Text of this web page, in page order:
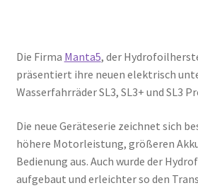
Die Firma Manta5, der
präsentiert ihre neuen elektrisch
Wasserfahrräder SL3, SL3+ und SL3
Die neue Geräteserie zeichnet sich
höhere Motorleistung, größeren
Bedienung aus. Auch wurde der
aufgebaut und erleichter so den